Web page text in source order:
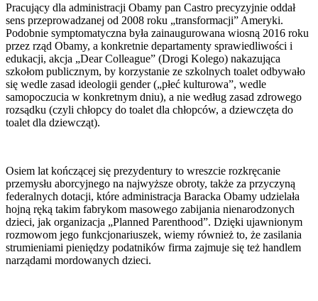
Pracujący dla administracji Obamy pan Castro precyzyjnie oddał
sens przeprowadzanej od 2008 roku „transformacji” Ameryki.
Podobnie symptomatyczna była zainaugurowana wiosną 2016 roku
przez rząd Obamy, a konkretnie departamenty sprawiedliwości i
edukacji, akcja „Dear Colleague” (Drogi Kolego) nakazująca
szkołom publicznym, by korzystanie ze szkolnych toalet odbywało
się wedle zasad ideologii gender („płeć kulturowa”, wedle
samopoczucia w konkretnym dniu), a nie według zasad zdrowego
rozsądku (czyli chłopcy do toalet dla chłopców, a dziewczęta do
toalet dla dziewcząt).
Osiem lat kończącej się prezydentury to wreszcie rozkręcanie
przemysłu aborcyjnego na najwyższe obroty, także za przyczyną
federalnych dotacji, które administracja Baracka Obamy udzielała
hojną ręką takim fabrykom masowego zabijania nienarodzonych
dzieci, jak organizacja „Planned Parenthood”. Dzięki ujawnionym
rozmowom jego funkcjonariuszek, wiemy również to, że zasilania
strumieniami pieniędzy podatników firma zajmuje się też handlem
narządami mordowanych dzieci.